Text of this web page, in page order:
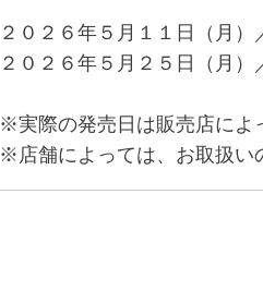
２０２６年５月１１日（月
２０２６年５月２５日（月
※実際の発売日は販売店によ
※店舗によっては、お取扱い